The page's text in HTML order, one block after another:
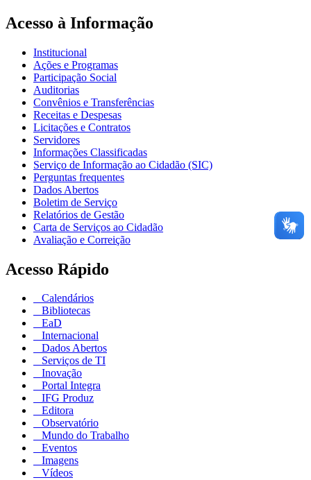
Acesso à Informação
Institucional
Ações e Programas
Participação Social
Auditorias
Convênios e Transferências
Receitas e Despesas
Licitações e Contratos
Servidores
Informações Classificadas
Serviço de Informação ao Cidadão (SIC)
Perguntas frequentes
Dados Abertos
Boletim de Serviço
Relatórios de Gestão
Carta de Serviços ao Cidadão
Avaliação e Correição
Acesso Rápido
Calendários
Bibliotecas
EaD
Internacional
Dados Abertos
Serviços de TI
Inovação
Portal Integra
IFG Produz
Editora
Observatório
Mundo do Trabalho
Eventos
Imagens
Vídeos